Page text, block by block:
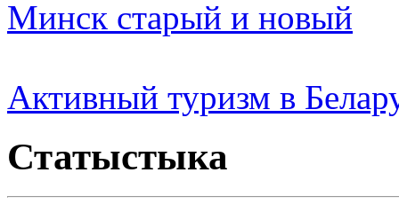
Минск старый и новый
Активный туризм в
Статыстыка